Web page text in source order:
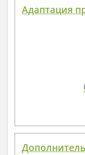
Адаптация